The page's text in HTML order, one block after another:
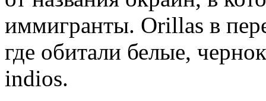
иммигранты. Orillas в
где обитали белые,
indios.